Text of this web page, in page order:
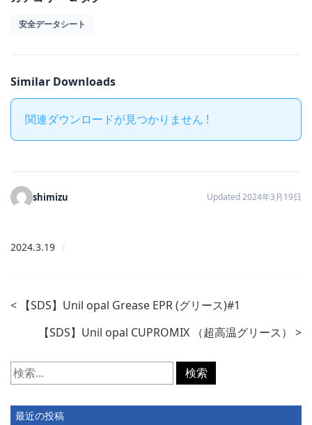
安全データシート
Similar Downloads
関連ダウンロードが見つかりません !
shimizu Updated 2024年3月19日
2024.3.19
<
【SDS】Unil opal Grease EPR (グリース)#1
【SDS】Unil opal CUPROMIX （超高温グリース）
>
検
索:
最近の投稿